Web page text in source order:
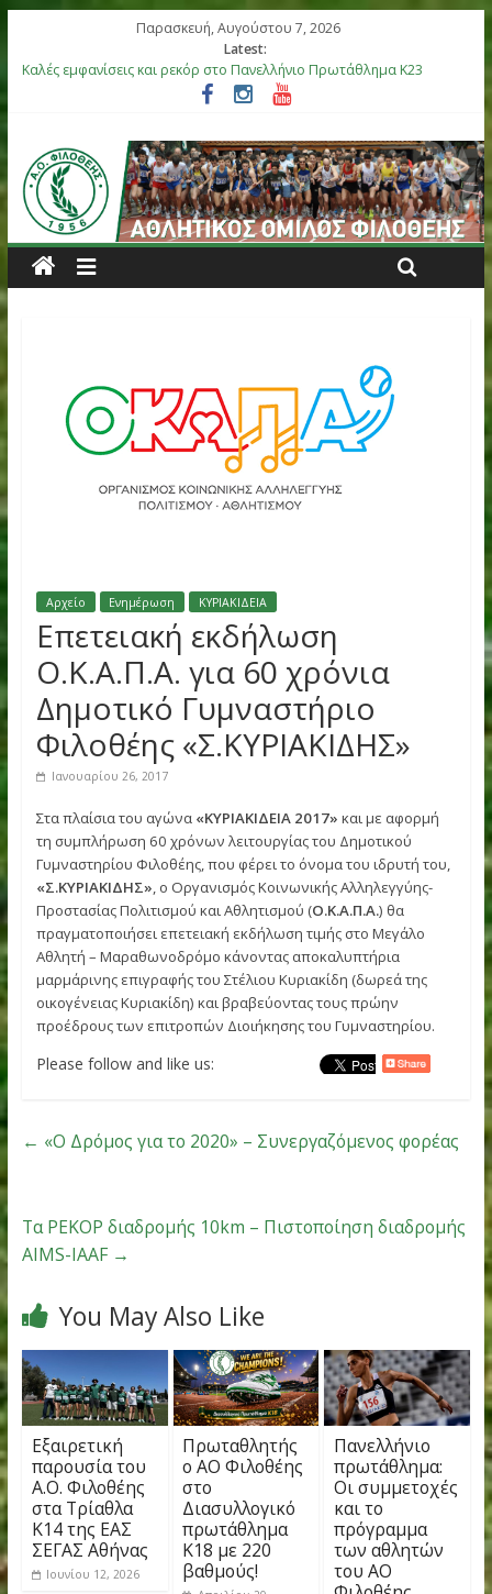
Παρασκευή, Αυγούστου 7, 2026
Latest:
Καλές εμφανίσεις και ρεκόρ στο Πανελλήνιο Πρωτάθλημα Κ23
Αργυρό μετάλλιο η Στεφανίδη, καλές εμφανίσεις στο
Επιτυχίες για τους αθλητές μας στο Πανελλήνιο Πρωτάθλημα
στη Θήβα
Μετάλλια για τα παιδιά του ΑΟ Φιλοθέης στη διεθνή
Ελλάς-Κύπρος
Έξι αθλητές του ΑΟ Φιλοθέης στην αποστολή της Εθνικής
Κ18
Αρχείο Ενημέρωση ΚΥΡΙΑΚΙΔΕΙΑ
Επετειακή εκδήλωση
Ο.Κ.Α.Π.Α. για 60 χρόνια
Δημοτικό Γυμναστήριο
Φιλοθέης «Σ.ΚΥΡΙΑΚΙΔΗΣ»
Ιανουαρίου 26, 2017
Στα πλαίσια του αγώνα«ΚΥΡΙΑΚΙΔΕΙΑ 2017»και με
τη συμπλήρωση 60 χρόνων λειτουργίας του Δημοτικού
Γυμναστηρίου Φιλοθέης, που φέρει το όνομα του ιδρυτή
«Σ.ΚΥΡΙΑΚΙΔΗΣ», ο Οργανισμός Κοινωνικής Αλληλεγγύης-
Προστασίας Πολιτισμού και Αθλητισμού (Ο.Κ.Α.Π.Α.) θα
πραγματοποιήσει επετειακή εκδήλωση τιμής στο Μεγάλο
μαρμάρινης επιγραφής του Στέλιου Κυριακίδη (δωρεά της
οικογένειας Κυριακίδη) και βραβεύοντας τους πρώην
προέδρους των επιτροπών Διοιήκησης του
← «Ο Δρόμος για το 2020» – Συνεργαζόμενος
Τα ΡΕΚΟΡ διαδρομής 10km – Πιστοποίηση
AIMS-IAAF→
You May Also Like